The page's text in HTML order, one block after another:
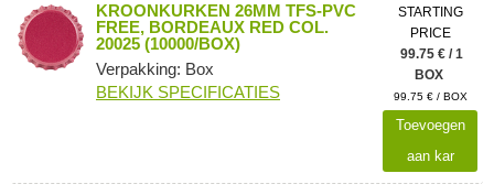
KROONKURKEN 26MM TFS-PVC
FREE, BORDEAUX RED COL.
20025 (10000/BOX)
Verpakking: Box
BEKIJK SPECIFICATIES
STARTING
PRICE
99.75 € / 1
BOX
99.75 € / BOX
Toevoegen
aan kar